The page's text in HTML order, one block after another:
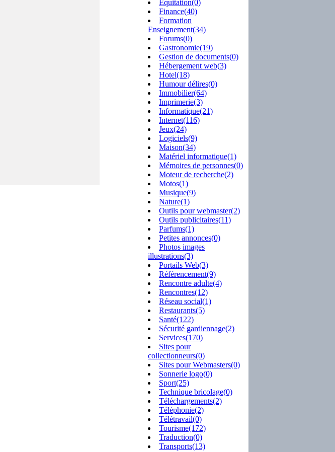
Equitation(0)
Finance(40)
Formation
Enseignement(34)
Forums(0)
Gastronomie(19)
Gestion de documents(0)
Hébergement web(3)
Hotel(18)
Humour délires(0)
Immobilier(64)
Imprimerie(3)
Informatique(21)
Internet(116)
Jeux(24)
Logiciels(9)
Maison(34)
Matériel informatique(1)
Mémoires de personnes(0)
Moteur de recherche(2)
Motos(1)
Musique(9)
Nature(1)
Outils pour webmaster(2)
Outils publicitaires(11)
Parfums(1)
Petites annonces(0)
Photos images
illustrations(3)
Portails Web(3)
Référencement(9)
Rencontre adulte(4)
Rencontres(12)
Réseau social(1)
Restaurants(5)
Santé(122)
Sécurité gardiennage(2)
Services(170)
Sites pour
collectionneurs(0)
Sites pour Webmasters(0)
Sonnerie logo(0)
Sport(25)
Technique bricolage(0)
Téléchargements(2)
Téléphonie(2)
Télétravail(0)
Tourisme(172)
Traduction(0)
Transports(13)